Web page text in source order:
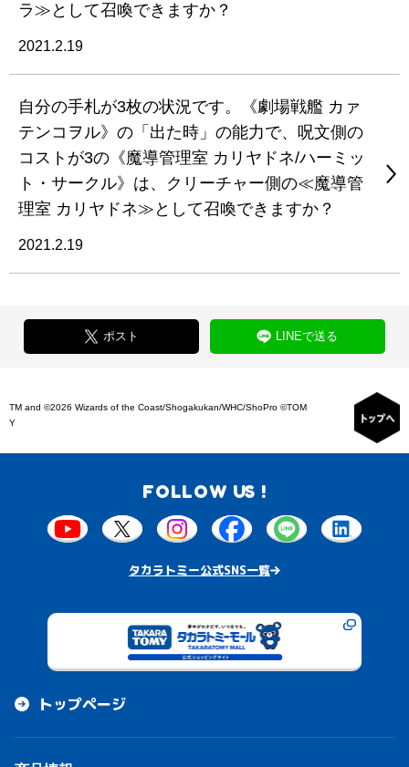
ラ≫として召喚できますか？
2021.2.19
自分の手札が3枚の状況です。《劇場戦艦 カァ
テンコヲル》の「出た時」の能力で、呪文側の
コストが3の《魔導管理室 カリヤドネ/ハーミッ
ト・サークル》は、クリーチャー側の≪魔導管
理室 カリヤドネ≫として召喚できますか？
2021.2.19
ポスト LINEで送る
TM and ©2026 Wizards of the Coast/Shogakukan/WHC/ShoPro ©TOM
Y
FOLLOW US !
タカラトミー公式SNS一覧
トップページ